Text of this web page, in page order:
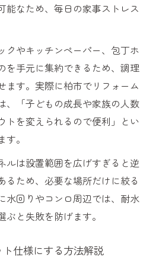
能なため、毎日の家事ストレス
クやキッチンペーパー、包丁ホ
を手元に集約できるため、調理
ます。実際に柏市でリフォーム
、「子どもの成長や家族の人数
トを変えられるので便利」とい
。
ルは設置範囲を広げすぎると逆
るため、必要な場所だけに絞る
水回りやコンロ周辺では、耐水
と失敗を防げます。
仕様にする方法解説